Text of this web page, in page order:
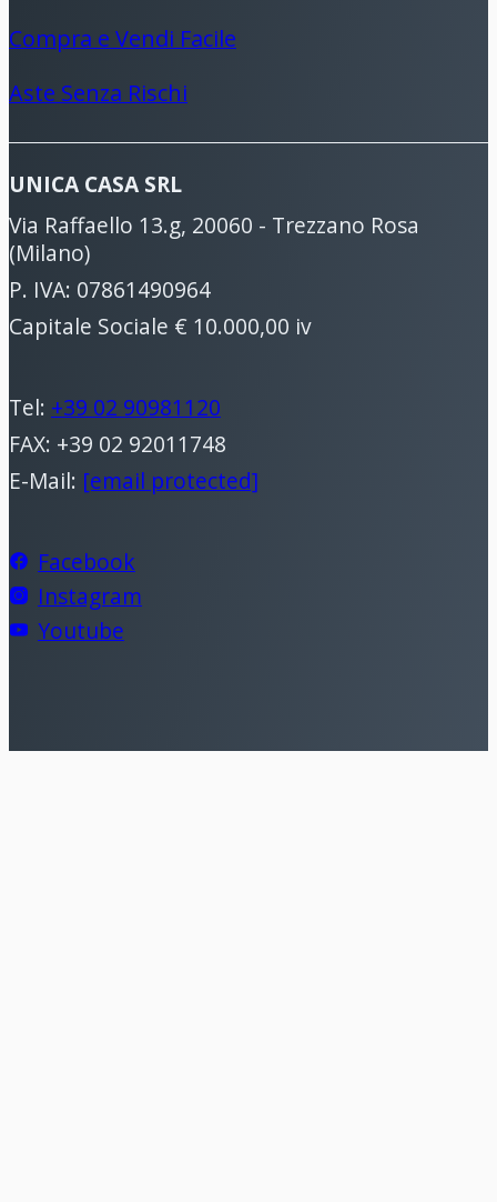
Compra e Vendi Facile
Aste Senza Rischi
UNICA CASA SRL
Via Raffaello 13.g, 20060 - Trezzano Rosa
(Milano)
P. IVA: 07861490964
Capitale Sociale € 10.000,00 iv
Tel: +39 02 90981120
FAX: +39 02 92011748
E-Mail: [email protected]
Facebook
Instagram
Youtube